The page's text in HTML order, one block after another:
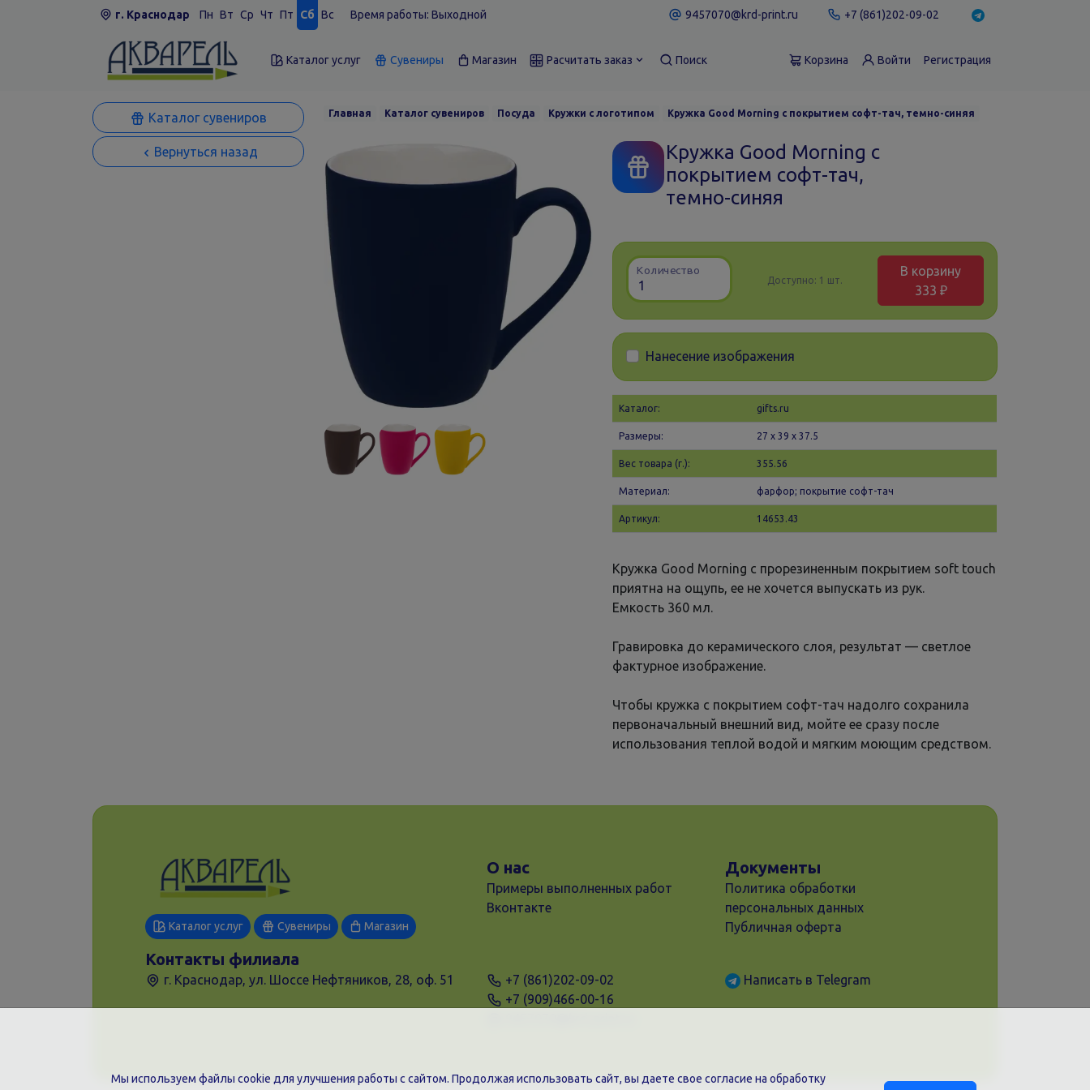
г. Краснодар Пн Вт Ср Чт Пт Сб Вс Время работы: Выходной 9457070@krd-print.ru +7 (861)202-09-02
Каталог услуг Сувениры Магазин Расчитать заказ Поиск Корзина Войти Регистрация
Каталог сувениров
Вернуться назад
Главная Каталог сувениров Посуда Кружки с логотипом Кружка Good Morning с покрытием софт-тач, темно-синяя
Кружка Good Morning с
покрытием софт-тач,
темно-синяя
Количество
Доступно: 1 шт.
В корзину
333 ₽
Нанесение изображения
Каталог: gifts.ru
Размеры: 27 х 39 x 37.5
Вес товара (г.): 355.56
Материал: фарфор; покрытие софт-тач
Артикул: 14653.43
Кружка Good Morning с прорезиненным покрытием soft touch
приятна на ощупь, ее не хочется выпускать из рук.
Емкость 360 мл.
Гравировка до керамического слоя, результат — светлое
фактурное изображение.
Чтобы кружка с покрытием софт-тач надолго сохранила
первоначальный внешний вид, мойте ее сразу после
использования теплой водой и мягким моющим средством.
Каталог услуг Сувениры Магазин
О нас
Примеры выполненных работ
Вконтакте
Документы
Политика обработки
персональных данных
Публичная оферта
Контакты филиала
г. Краснодар, ул. Шоссе Нефтяников, 28, оф. 51
+7 (861)202-09-02
+7 (909)466-00-16
Написать в Telegram
Мы используем файлы cookie для улучшения работы с сайтом. Продолжая использовать сайт, вы даете свое согласие на обработку